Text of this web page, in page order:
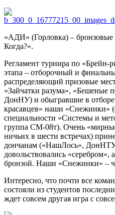
«АДИ» (Горловка) – бронзовые
Когда?».
Регламент турнира по «Брейн-
этапа – отборочный и
распределяющий призовые
«Зайчатки разума», «Бешеные
ДонНУ) и обыгравшие в
красавцев» наши «Снежинки»
специальности «Системы и
группа СМ-08т). Очень
ничьих в шести встречах)
дончанам («НашЛось»,
довольствовались
бронзой. Наши «Снежинки» –
Интересно, что почти все
состояли из студентов
ждет совсем другая игра с